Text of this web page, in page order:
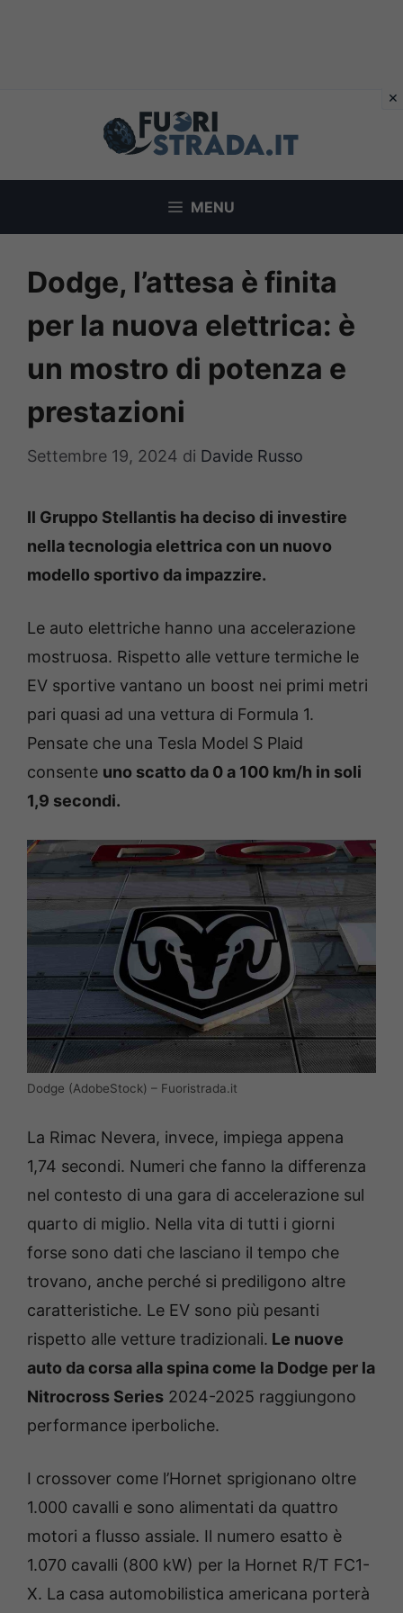
MENU
Dodge, l’attesa è finita
per la nuova elettrica: è
un mostro di potenza e
prestazioni
Settembre 19, 2024 di Davide Russo
Il Gruppo Stellantis ha deciso di investire
nella tecnologia elettrica con un nuovo
modello sportivo da impazzire.
Le auto elettriche hanno una accelerazione
mostruosa. Rispetto alle vetture termiche le
EV sportive vantano un boost nei primi metri
pari quasi ad una vettura di Formula 1.
Pensate che una Tesla Model S Plaid
consente uno scatto da 0 a 100 km/h in soli
1,9 secondi.
Dodge (AdobeStock) – Fuoristrada.it
La Rimac Nevera, invece, impiega appena
1,74 secondi. Numeri che fanno la differenza
nel contesto di una gara di accelerazione sul
quarto di miglio. Nella vita di tutti i giorni
forse sono dati che lasciano il tempo che
trovano, anche perché si prediligono altre
caratteristiche. Le EV sono più pesanti
rispetto alle vetture tradizionali. Le nuove
auto da corsa alla spina come la Dodge per la
Nitrocross Series 2024-2025 raggiungono
performance iperboliche.
I crossover come l’Hornet sprigionano oltre
1.000 cavalli e sono alimentati da quattro
motori a flusso assiale. Il numero esatto è
1.070 cavalli (800 kW) per la Hornet R/T FC1-
X. La casa automobilistica americana porterà